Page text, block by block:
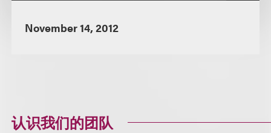
November 14, 2012
认识我们的团队